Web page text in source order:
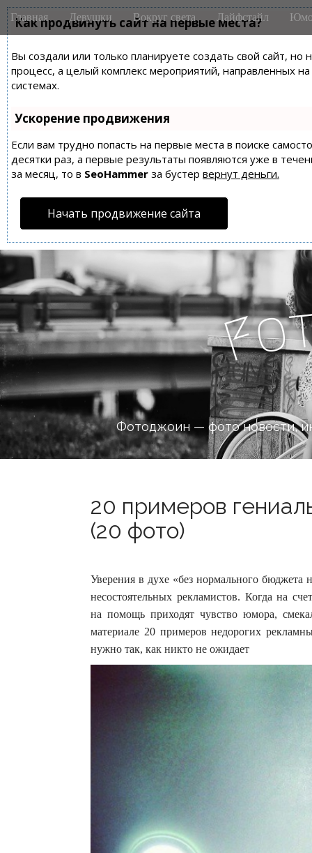
Как продвинуть сайт на первые места?
Вы создали или только планируете создать свой сайт,
процесс, а целый комплекс мероприятий, направленных
системах.
Ускорение продвижения
Если вам трудно попасть на первые места в поиске
десятки раз, а первые результаты появляются уже в
за месяц, то в SeoHammer за бустер вернут деньги.
Начать продвижение сайта
M
a
n
m
e
n
u
i
Главная Девушки Вокруг света Лайфстайл
Fo
Фотоджоин — фото новости,
20 примеров
(20 фото)
Уверения в духе «без нормального бюджета
несостоятельных рекламистов. Когда на
на помощь приходят чувство юмора,
материале 20 примеров недорогих
нужно так, как никто не ожидает